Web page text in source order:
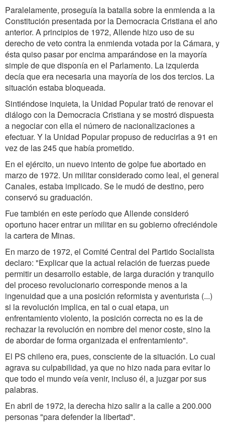
Paralelamente, proseguía la batalla sobre la enmienda a la
Constitución presentada por la Democracia Cristiana el año
anterior. A principios de 1972, Allende hizo uso de su
derecho de veto contra la enmienda votada por la Cámara, y
ésta quiso pasar por encima amparándose en la mayoría
simple de que disponía en el Parlamento. La izquierda
decía que era necesaria una mayoría de los dos tercios. La
situación estaba bloqueada.
Sintiéndose inquieta, la Unidad Popular trató de renovar el
diálogo con la Democracia Cristiana y se mostró dispuesta
a negociar con ella el número de nacionalizaciones a
efectuar. Y la Unidad Popular propuso de reducirlas a 91 en
vez de las 245 que había prometido.
En el ejército, un nuevo intento de golpe fue abortado en
marzo de 1972. Un militar considerado como leal, el general
Canales, estaba implicado. Se le mudó de destino, pero
conservó su graduación.
Fue también en este período que Allende consideró
oportuno hacer entrar un militar en su gobierno ofreciéndole
la cartera de Minas.
En marzo de 1972, el Comité Central del Partido Socialista
declaro: "Explicar que la actual relación de fuerzas puede
permitir un desarrollo estable, de larga duración y tranquilo
del proceso revolucionario corresponde menos a la
ingenuidad que a una posición reformista y aventurista (...)
si la revolución implica, en tal o cual etapa, un
enfrentamiento violento, la posición correcta no es la de
rechazar la revolución en nombre del menor coste, sino la
de abordar de forma organizada el enfrentamiento".
El PS chileno era, pues, consciente de la situación. Lo cual
agrava su culpabilidad, ya que no hizo nada para evitar lo
que todo el mundo veía venir, incluso él, a juzgar por sus
palabras.
En abril de 1972, la derecha hizo salir a la calle a 200.000
personas "para defender la libertad".